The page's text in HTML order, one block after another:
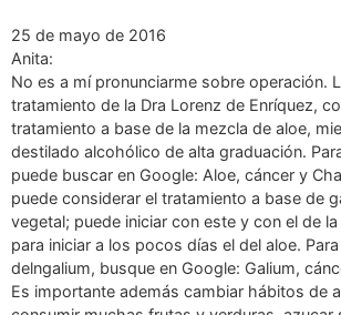
25 de mayo de 2016
Anita:
No es a mí pronunciarme sobre operación.
tratamiento de la Dra Lorenz de Enríquez,
tratamiento a base de la mezcla de aloe,
destilado alcohólico de alta graduación.
puede buscar en Google: Aloe, cáncer y
puede considerar el tratamiento a base de
vegetal; puede iniciar con este y con el de la
para iniciar a los pocos días el del aloe.
delngalium, busque en Google: Galium,
Es importante además cambiar hábitos de